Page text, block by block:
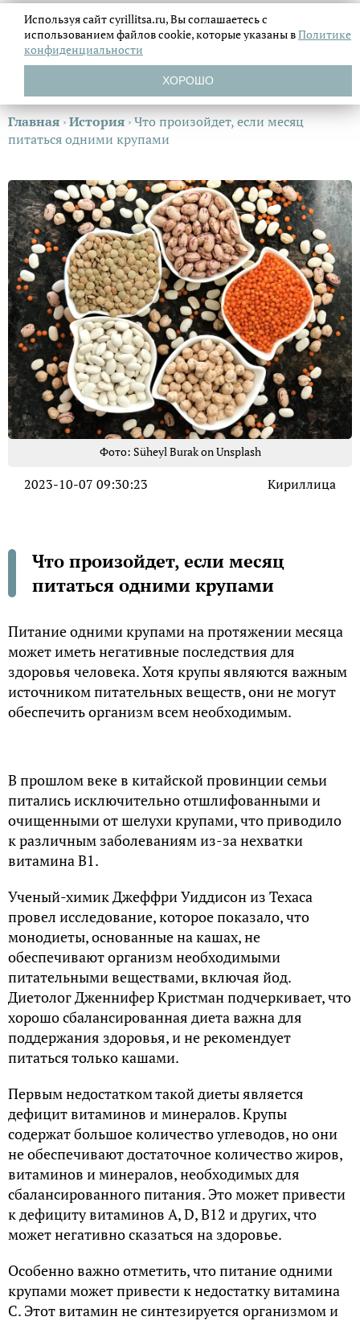
Главная ›История ›Что произойдет, если месяц
питаться одними крупами
Фото: Süheyl Burak on Unsplash
2023-10-07 09:30:23 Кириллица
Что произойдет, если месяц
питаться одними крупами
Питание одними крупами на протяжении месяца
может иметь негативные последствия для
здоровья человека. Хотя крупы являются важным
источником питательных веществ, они не могут
обеспечить организм всем необходимым.
В прошлом веке в китайской провинции семьи
питались исключительно отшлифованными и
очищенными от шелухи крупами, что приводило
к различным заболеваниям из-за нехватки
витамина В1.
Ученый-химик Джеффри Уиддисон из Техаса
провел исследование, которое показало, что
монодиеты, основанные на кашах, не
обеспечивают организм необходимыми
питательными веществами, включая йод.
Диетолог Дженнифер Кристман подчеркивает, что
хорошо сбалансированная диета важна для
поддержания здоровья, и не рекомендует
питаться только кашами.
Первым недостатком такой диеты является
дефицит витаминов и минералов. Крупы
содержат большое количество углеводов, но они
не обеспечивают достаточное количество жиров,
витаминов и минералов, необходимых для
сбалансированного питания. Это может привести
к дефициту витаминов А, D, В12 и других, что
может негативно сказаться на здоровье.
Особенно важно отметить, что питание одними
крупами может привести к недостатку витамина
С. Этот витамин не синтезируется организмом и
Используя сайт cyrillitsa.ru, Вы соглашаетесь с
использованием файловcookie, которые указаны вПолитике
конфиденциальности
ХОРОШО